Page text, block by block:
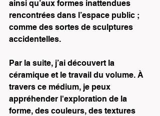
ainsi qu’aux formes inattendues
rencontrées dans l’espace public ;
comme des sortes de sculptures
accidentelles.
Par la suite, j’ai découvert la
céramique et le travail du volume. À
travers ce médium, je peux
appréhender l'exploration de la
forme, des couleurs, des textures